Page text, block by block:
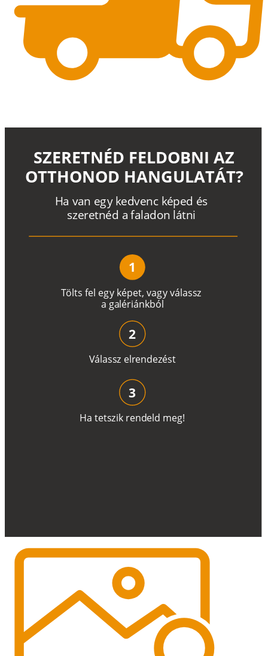
Tölts fel egy képet, vagyválassz
a galériánkból
Ha van egy kedvenc képed és
szeretnéd a faladon látni
SZERETNÉD FELDOBNI AZ
OTTHONOD HANGULATÁT?
1
Válassz elrendezést
2
Ha tetszik rendeld meg!
3